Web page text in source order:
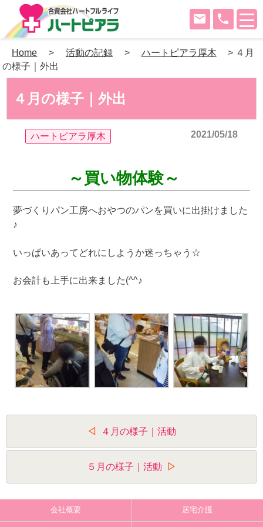
Skip
to
phone
mail
Home > 活動の記録 > ハートピアラ厚木 > ４月
の様子｜外出
４月の様子｜外出
2021/05/18
ハートピアラ厚木
～買い物体験～
夢づくりパン工房へおやつのパンを買いに出掛けました
♪
いっぱいあってどれにしようか迷っちゃう☆
お会計も上手に出来ました(^^♪
稿
ビ
４月の様子｜活動
５月の様子｜活動
会社概要 居宅介護